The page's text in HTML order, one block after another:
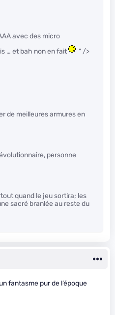
avec des micro
… et bah non en fait
" />
de meilleures armures en
personne
quand le jeu sortira; les
sacré branlée au reste du
fantasme pur de l’époque